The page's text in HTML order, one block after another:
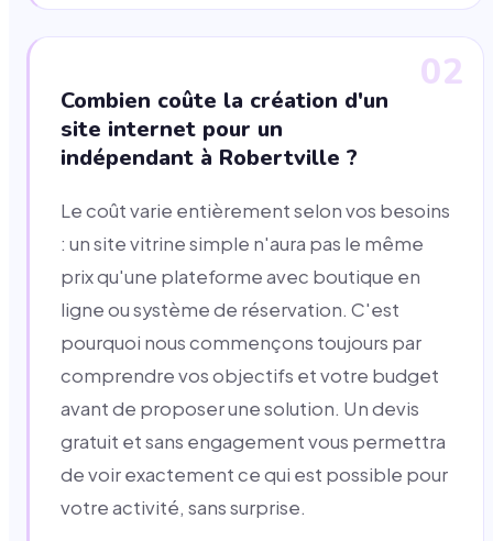
02
Combien coûte la création d'un
site internet pour un
indépendant à Robertville ?
Le coût varie entièrement selon vos besoins
: un site vitrine simple n'aura pas le même
prix qu'une plateforme avec boutique en
ligne ou système de réservation. C'est
pourquoi nous commençons toujours par
comprendre vos objectifs et votre budget
avant de proposer une solution. Un devis
gratuit et sans engagement vous permettra
de voir exactement ce qui est possible pour
votre activité, sans surprise.